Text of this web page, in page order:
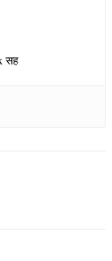
सह